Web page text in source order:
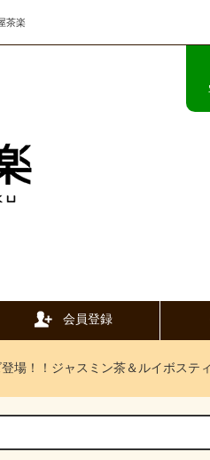
茶楽
会員登録
場！！ジャスミン茶＆ルイボステ